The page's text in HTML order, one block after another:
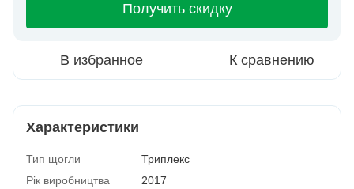
Получить скидку
В избранное К сравнению
Характеристики
Тип щогли
Триплекс
Рік виробництва
2017